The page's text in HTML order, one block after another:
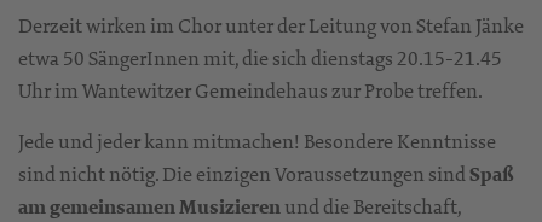
Derzeit wirken im Chor unter der Leitung von Stefan Jänke
etwa 50 SängerInnen mit, die sich dienstags 20.15-21.45
Uhr im Wantewitzer Gemeindehaus zur Probe treffen.
Jede und jeder kann mitmachen! Besondere Kenntnisse
sind nicht nötig. Die einzigen Voraussetzungen sindSpaß
am gemeinsamen Musizierenund die Bereitschaft,